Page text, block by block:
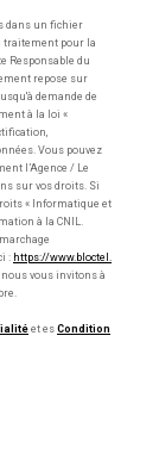
dans un fichier
traitement pour la
Responsable du
repose sur
demande de
à la loi «
Vous pouvez
l’Agence / Le
sur vos droits. Si
« Informatique et
à la CNIL.
: https://www.bloctel.
vous invitons à
et es Condition